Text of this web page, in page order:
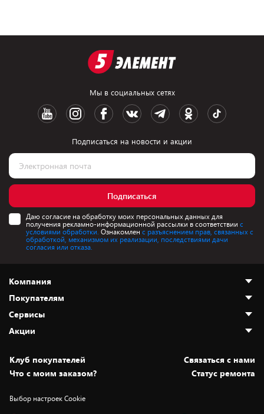
Мы в социальных сетях
Подписаться на новости и акции
Подписаться
Даю согласие на обработку моих персональных данных для
получения рекламно-информационной рассылки в соответствии с
условиями обработки. Ознакомлен с разъяснением прав, связанных с
обработкой, механизмом их реализации, последствиями дачи
согласия или отказа.
Компания
О нас
Адреса магазинов
Новости
Статьи и обзоры
Вакансии
Дай пять добру!
Покупателям
Как сделать заказ
Оплата и доставка
Безналичный расчёт
Обмен и возврат товара
Обработка персональных данных
Сервисы
Установка техники
Для игровых консолей
Для мобильных устройств
Акции
Скидки и промокоды
Белорусские товары
Бонусы
Клуб покупателей
Cвязаться с нами
Что с моим заказом?
Статус ремонта
Выбор настроек Cookie